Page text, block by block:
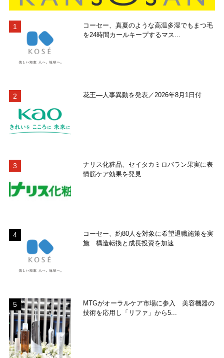
コーセー、真夏のような高温多湿でもまつ毛
を24時間カールキープするマス...
花王―人事異動を発表／2026年8月1日付
ナリス化粧品、セイタカミロバラン果実に表
情筋ケア効果を発見
コーセー、約80人を対象に希望退職施策を実
施 構造転換と成長投資を加速
MTGがオーラルケア市場に参入 美容機器の
技術を応用し「リファ」から5...